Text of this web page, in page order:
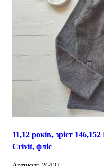
11,12 років, зріст
Crivit, фліс